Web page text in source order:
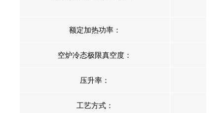
额定加热功率：
空炉冷态极限真空度：
压升率：
工艺方式：